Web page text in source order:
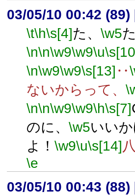
03/05/10 00:42 (89)
\t\h\s[4]た、 \w5
\n\n\w9\w9\u
\n\w9\w9\s[13] ‥
ないからって、
\n\n\w9\w9\h\s[7]
のに、 \w5いい
よ！ \w9\u\s[14]
\e
03/05/10 00:43 (88)